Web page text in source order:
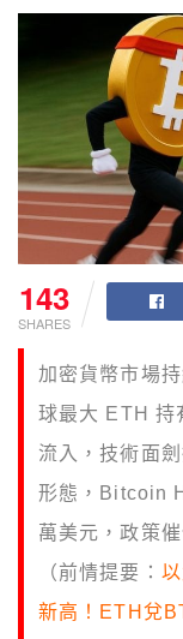
143
SHARES
加密貨幣市場
球最大 ETH 持
流入，技術面
形態，Bitcoin
萬美元，政策
（前情提要：
新高！ETH兌